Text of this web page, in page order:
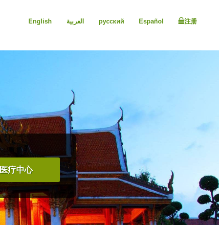
English العربية русский Español 注册
疗中心